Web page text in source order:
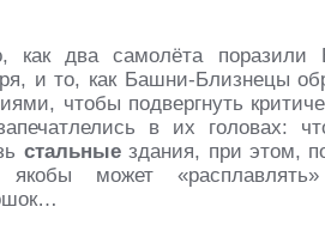
как два самолёта поразили
и то, как Башни-Близнецы
чтобы подвергнуть
в их головах:
стальныездания, при этом,
якобы может